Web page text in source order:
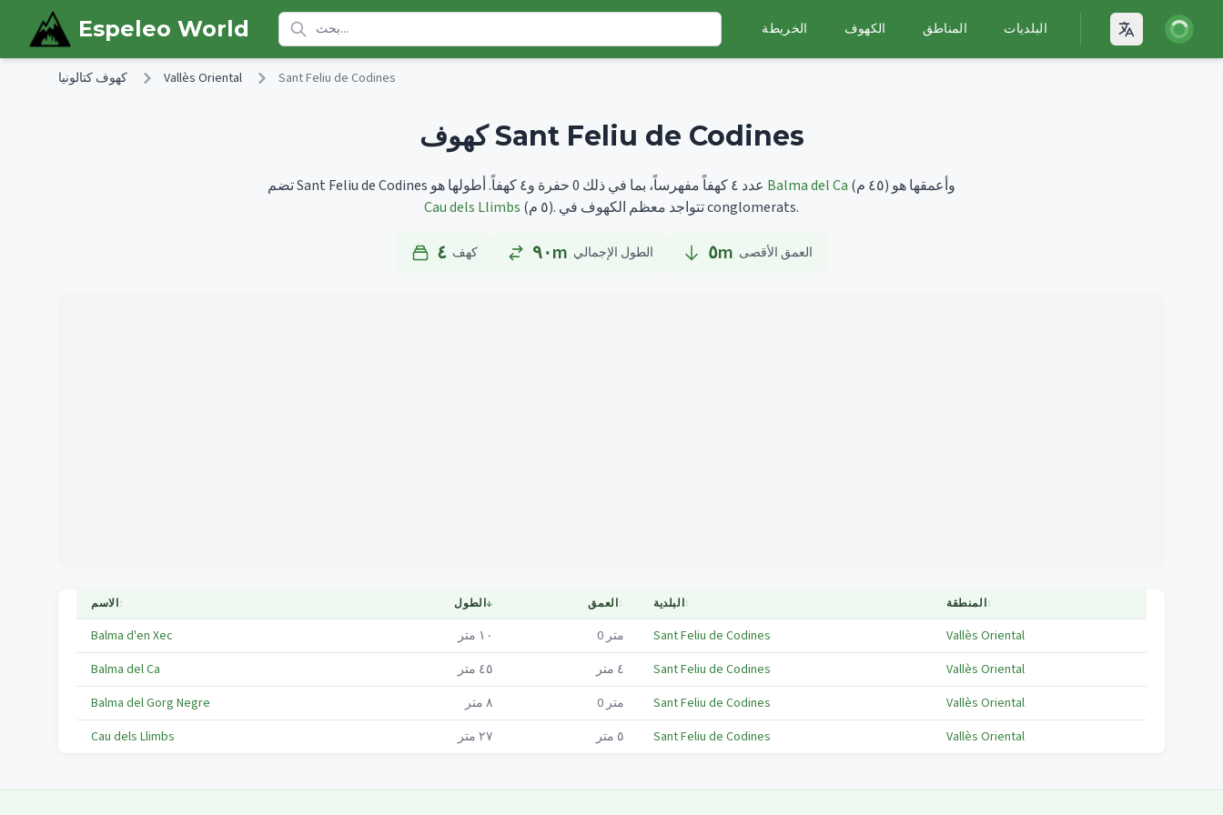
Skip to main content
Espeleo World الخريطة الكهوف المناطق البلديات Open
الدخول
كهوف كتالونيا Vallès Oriental Sant Feliu de Codines
كهوف Sant Feliu de Codines
تضم Sant Feliu de Codines عدد ٤ كهفاً مفهرساً، بما في ذلك 0 حفرة و٤ كهفاً. Balma del Ca (٤٥ م) وأعمقها هو
Cau dels Llimbs
(٥ م). تتواجد معظم الكهوف في conglomerats.
٤ كهف ٩٠m الطول الإجمالي ٥m العمق الأقصى
الاسم↕ الطول↓ العمق↕ البلدية↕ المنطقة↕
Balma d'en Xec ١٠ متر 0 متر Sant Feliu de Codines
Vallès Oriental
Balma del Ca
٤٥ متر ٤ متر Sant Feliu de Codines
Vallès Oriental
Balma del Gorg Negre
٨ متر 0 متر Sant Feliu de Codines
Vallès Oriental
Cau dels Llimbs
٢٧ متر ٥ متر Sant Feliu de Codines Vallès Oriental